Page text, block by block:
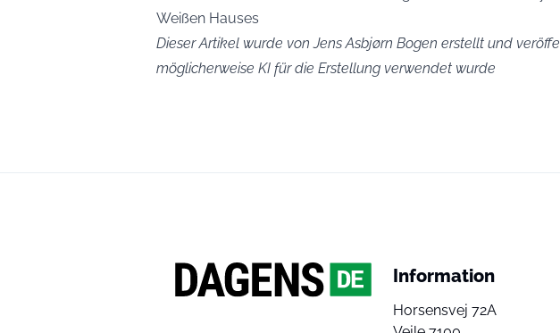
Weißen Hauses
Dieser Artikel wurde von Jens Asbjørn Bogen erstellt und
möglicherweise KI für die Erstellung verwendet wurde
Information
Horsensvej 72A